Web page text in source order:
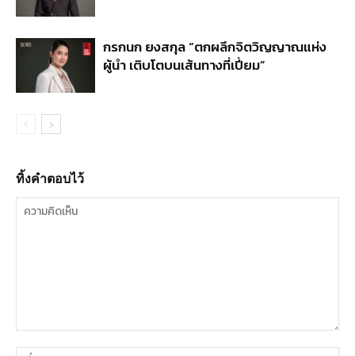
กรกนก ยงสกุล “ตกผลึกจิตวิญญาณแห่ง
ผู้นำ เติบโตบนเส้นทางที่เปี่ยม”
ทิ้งคำตอบไว้